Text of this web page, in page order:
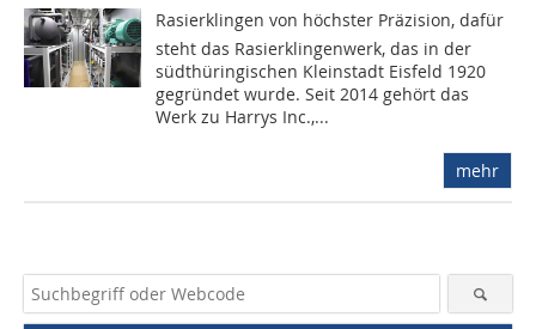
Rasierklingen von höchster Präzision, dafür
steht das Rasierklingenwerk, das in der
südthüringischen Kleinstadt Eisfeld 1920
gegründet wurde. Seit 2014 gehört das
Werk zu Harrys Inc.,...
mehr